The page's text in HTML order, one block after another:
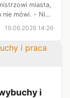
miasta,
nie mówi. - Nie
19.06.2026 14:26
i